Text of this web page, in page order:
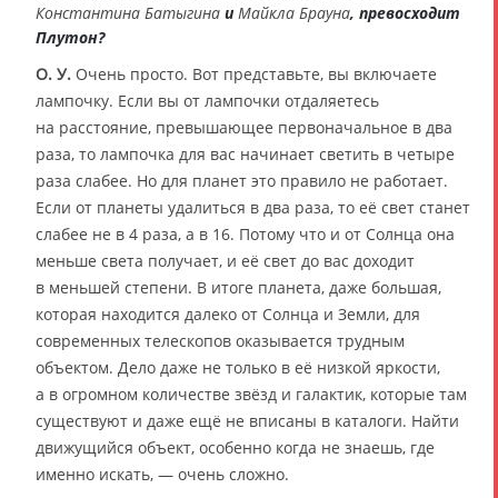
Константина Батыгина иМайкла Брауна, превосходит
Плутон?
О. У. Очень просто. Вот представьте, вы включаете
лампочку. Если вы от лампочки отдаляетесь
на расстояние, превышающее первоначальное в два
раза, то лампочка для вас начинает светить в четыре
раза слабее. Но для планет это правило не работает.
Если от планеты удалиться в два раза, то её свет станет
слабее не в 4 раза, а в 16. Потому что и от Солнца она
меньше света получает, и её свет до вас доходит
в меньшей степени. В итоге планета, даже большая,
которая находится далеко от Солнца и Земли, для
современных телескопов оказывается трудным
объектом. Дело даже не только в её низкой яркости,
а в огромном количестве звёзд и галактик, которые там
существуют и даже ещё не вписаны в каталоги. Найти
движущийся объект, особенно когда не знаешь, где
именно искать, — очень сложно.